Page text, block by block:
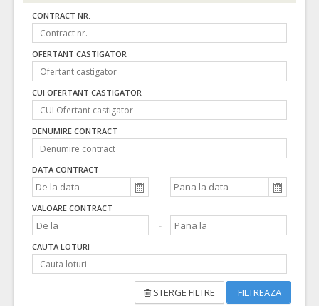
CONTRACT NR.
OFERTANT CASTIGATOR
CUI OFERTANT CASTIGATOR
DENUMIRE CONTRACT
DATA CONTRACT
VALOARE CONTRACT
CAUTA LOTURI
STERGE FILTRE FILTREAZA